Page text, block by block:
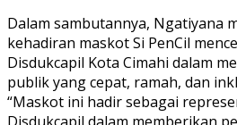
Dalam sambutannya, Ngatiyana
kehadiran maskot Si PenCil
Disdukcapil Kota Cimahi dalam
publik yang cepat, ramah, dan
“Maskot ini hadir sebagai